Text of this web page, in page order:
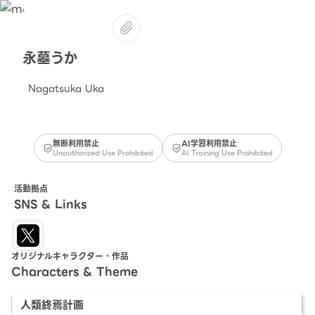
永墓うか
Nagatsuka Uka
無断利用禁止
Unauthorized Use Prohibited
AI学習利用禁止
AI Training Use Prohibited
活動拠点
SNS & Links
オリジナルキャラクター・作品
Characters & Theme
人類終焉計画